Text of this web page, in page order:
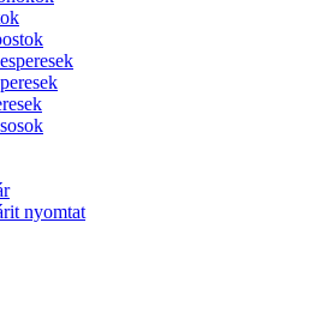
nyomtat